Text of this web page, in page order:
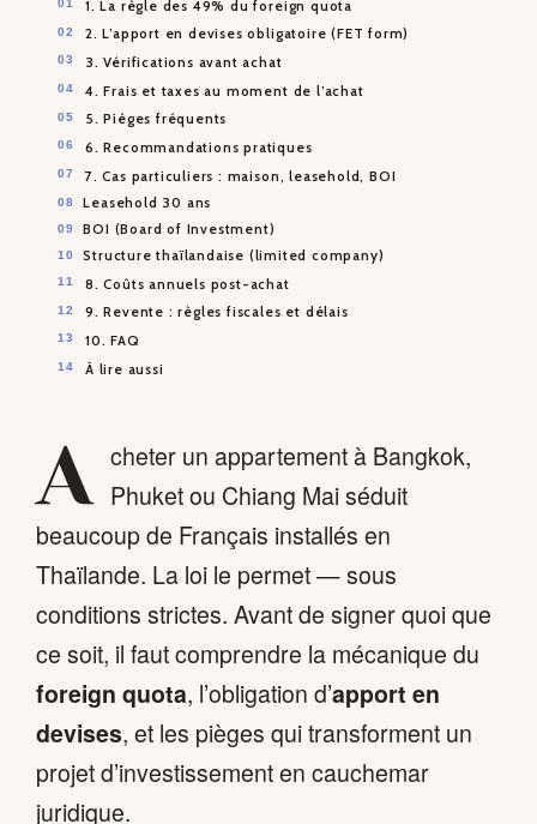
1. La règle des 49% du foreign quota
2. L’apport en devises obligatoire (FET form)
3. Vérifications avant achat
4. Frais et taxes au moment de l’achat
5. Pièges fréquents
6. Recommandations pratiques
7. Cas particuliers : maison, leasehold, BOI
Leasehold 30 ans
BOI (Board of Investment)
Structure thaïlandaise (limited company)
8. Coûts annuels post-achat
9. Revente : règles fiscales et délais
10. FAQ
À lire aussi
A cheter un appartement à Bangkok,
Phuket ou Chiang Mai séduit
beaucoup de Français installés en
Thaïlande. La loi le permet — sous
conditions strictes. Avant de signer quoi que
ce soit, il faut comprendre la mécanique du
foreign quota, l’obligation d’apport en
devises, et les pièges qui transforment un
projet d’investissement en cauchemar
juridique.